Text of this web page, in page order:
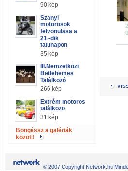
90 kép
Szanyi
motorosok
felvonulása a
21.-dik
falunapon
35 kép
III.Nemzetközi
Betlehemes
Találkozó
266 kép
Extrém motoros
találkozo
31 kép
Böngéssz a galériák
között!
© 2007 Copyright Network.hu